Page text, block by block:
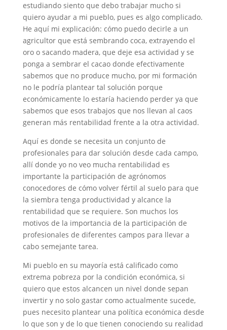
estudiando siento que debo trabajar mucho si
quiero ayudar a mi pueblo, pues es algo complicado.
He aquí mi explicación: cómo puedo decirle a un
agricultor que está sembrando coca, extrayendo el
oro o sacando madera, que deje esa actividad y se
ponga a sembrar el cacao donde efectivamente
sabemos que no produce mucho, por mi formación
no le podría plantear tal solución porque
económicamente lo estaría haciendo perder ya que
sabemos que esos trabajos que nos llevan al caos
generan más rentabilidad frente a la otra actividad.
Aquí es donde se necesita un conjunto de
profesionales para dar solución desde cada campo,
allí donde yo no veo mucha rentabilidad es
importante la participación de agrónomos
conocedores de cómo volver fértil al suelo para que
la siembra tenga productividad y alcance la
rentabilidad que se requiere. Son muchos los
motivos de la importancia de la participación de
profesionales de diferentes campos para llevar a
cabo semejante tarea.
Mi pueblo en su mayoría está calificado como
extrema pobreza por la condición económica, si
quiero que estos alcancen un nivel donde sepan
invertir y no solo gastar como actualmente sucede,
pues necesito plantear una política económica desde
lo que son y de lo que tienen conociendo su realidad